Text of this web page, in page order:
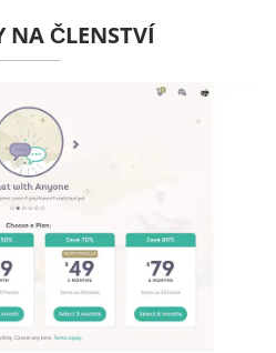
NA ČLENSTVÍ